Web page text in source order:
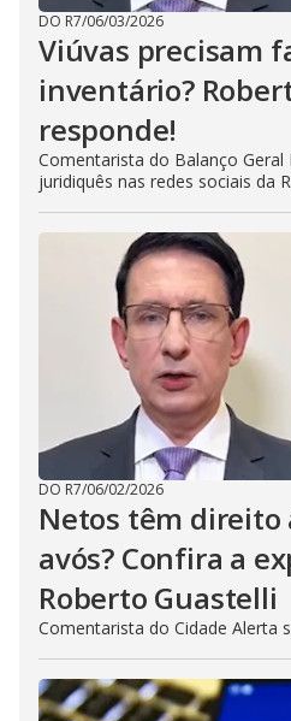
DO R7/06/03/2026
Viúvas precisam
inventário?
responde!
Comentarista do Balanço Geral
juridiquês nas redes sociais da
DO R7/06/02/2026
Netos têm direito
avós? Confira a
Roberto Guastelli
Comentarista do Cidade Alerta